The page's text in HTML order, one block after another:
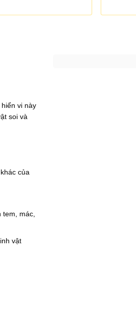
vi này
soi và
của
tem, mác,
vật